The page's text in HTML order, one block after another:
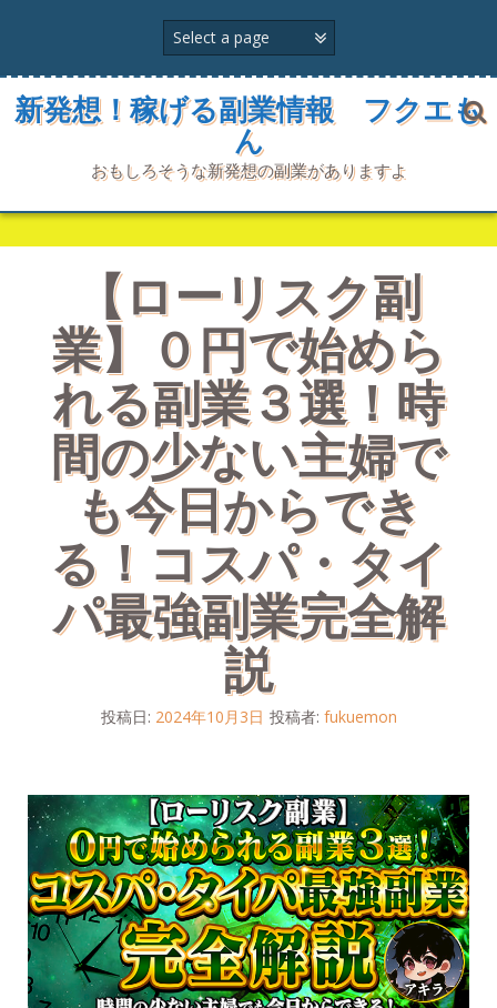
ン
プ
新発想！稼げる副業情報 フクエも
ん
おもしろそうな新発想の副業がありますよ
【ローリスク副
業】０円で始めら
れる副業３選！時
間の少ない主婦で
も今日からでき
る！コスパ・タイ
パ最強副業完全解
説
投稿日: 2024年10月3日 投稿者: fukuemon